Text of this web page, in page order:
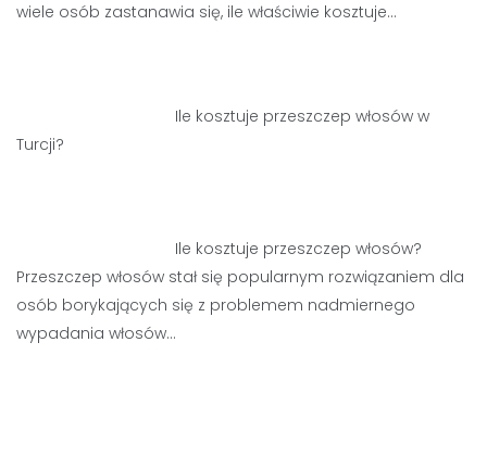
wiele osób zastanawia się, ile właściwie kosztuje…
Ile kosztuje przeszczep włosów w
Turcji?
Ile kosztuje przeszczep włosów?
Przeszczep włosów stał się popularnym rozwiązaniem dla
osób borykających się z problemem nadmiernego
wypadania włosów…